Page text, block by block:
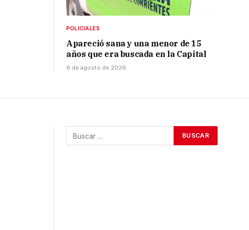
POLICIALES
Apareció sana y una menor de 15
años que era buscada en la Capital
6 de agosto de 2026